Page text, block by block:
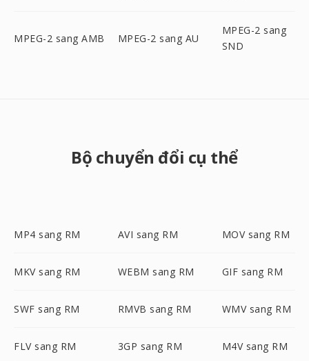
MPEG-2 sang AMB MPEG-2 sang AU
MPEG-2 sang
SND
Bộ chuyển đổi cụ thể
MP4 sang RM AVI sang RM MOV sang RM
MKV sang RM WEBM sang RM GIF sang RM
SWF sang RM RMVB sang RM WMV sang RM
FLV sang RM 3GP sang RM M4V sang RM